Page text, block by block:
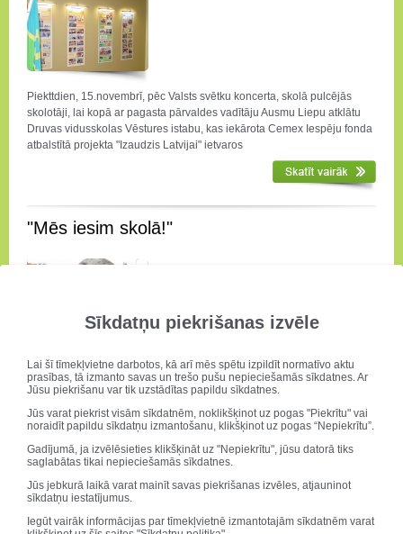
Sīkdatņu piekrišanas izvēle
Lai šī tīmekļvietne darbotos, kā arī mēs spētu izpildīt normatīvo aktu
prasības, tā izmanto savas un trešo pušu nepieciešamās sīkdatnes. Ar
Jūsu piekrišanu var tik uzstādītas papildu sīkdatnes.
Jūs varat piekrist visām sīkdatnēm, noklikšķinot uz pogas "Piekrītu" vai
noraidīt papildu sīkdatņu izmantošanu, klikšķinot uz pogas “Nepiekrītu”.
Gadījumā, ja izvēlēsieties klikšķināt uz "Nepiekrītu", jūsu datorā tiks
saglabātas tikai nepieciešamās sīkdatnes.
Jūs jebkurā laikā varat mainīt savas piekrišanas izvēles, atjauninot
sīkdatņu iestatījumus.
Iegūt vairāk informācijas par tīmekļvietnē izmantotajām sīkdatnēm varat
Piekttdien, 15.novembrī, pēc Valsts svētku koncerta, skolā pulcējās
skolotāji, lai kopā ar pagasta pārvaldes vadītāju Ausmu Liepu atklātu
Druvas vidusskolas Vēstures istabu, kas iekārota Cemex Iespēju fonda
atbalstītā projekta "Izaudzis Latvijai" ietvaros
"Mēs iesim skolā!"
Piektdien, 22.novembrī plkst.16.00 topošos pirmklasniekus aicinām uz
kārtējo nodarbību ciklā "Mēs iesim skolā!"
Koncerts "Izaudzis Latvijai!"